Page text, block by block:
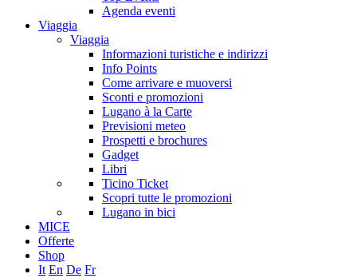
Agenda eventi
Viaggia
Viaggia
Informazioni turistiche e indirizzi
Info Points
Come arrivare e muoversi
Sconti e promozioni
Lugano à la Carte
Previsioni meteo
Prospetti e brochures
Gadget
Libri
Ticino Ticket
Scopri tutte le promozioni
Lugano in bici
MICE
Offerte
Shop
It En De Fr